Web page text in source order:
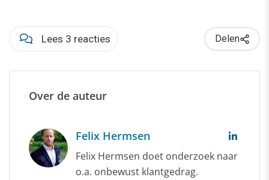
Lees 3 reacties Delen
Over de auteur
Felix Hermsen
Felix Hermsen doet onderzoek naar
o.a. onbewust klantgedrag.